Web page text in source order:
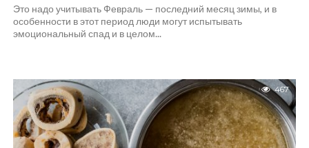
Это надо учитывать Февраль — последний месяц зимы, и в
особенности в этот период люди могут испытывать
эмоциональный спад и в целом...
467